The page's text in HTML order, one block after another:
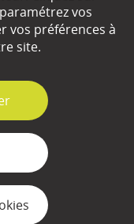
vos
vos préférences à
site.